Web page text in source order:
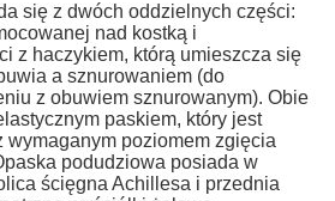
się z dwóch oddzielnych części:
nad kostką i
z haczykiem, którą umieszcza się
a sznurowaniem (do
z obuwiem sznurowanym). Obie
paskiem, który jest
wymaganym poziomem zgięcia
podudziowa posiada w
ścięgna Achillesa i przednia